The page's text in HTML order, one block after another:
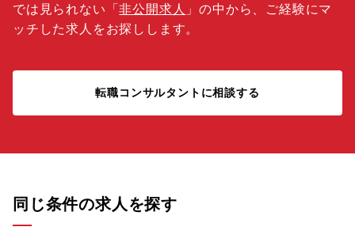
では見られない「非公開求人 」の中から、ご経験にマ
ッチした求人をお探しします。
転職コンサルタントに相談する
同じ条件の求人を探す